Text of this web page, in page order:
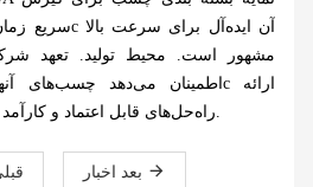
مشهور است. محیط تولید. تعهد